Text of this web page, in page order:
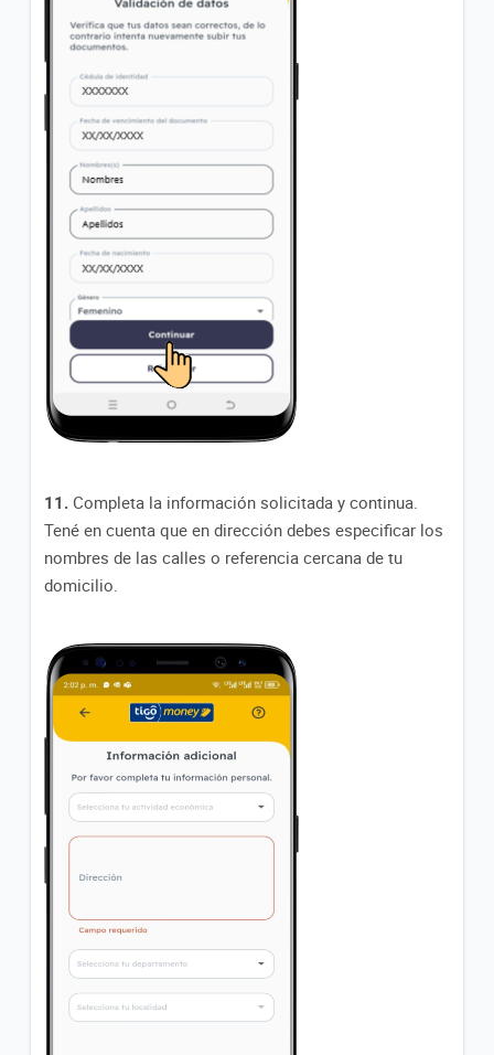
11. Completa la información solicitada y continua.
Tené en cuenta que en dirección debes especificar los
nombres de las calles o referencia cercana de tu
domicilio.